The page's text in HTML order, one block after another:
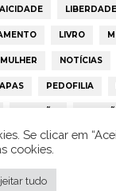
LIBERDADE
LIVRO
MULHER NOTÍCIAS
PEDOFILIA
RELIGIÃO
VATICANO
Se clicar em
cookies.
tudo